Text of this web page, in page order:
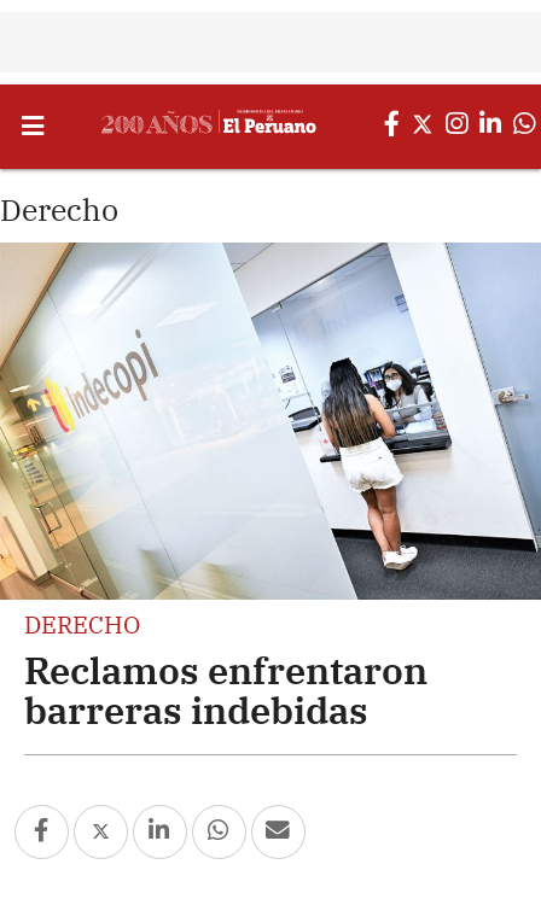
Derecho
DERECHO
Reclamos enfrentaron
barreras indebidas